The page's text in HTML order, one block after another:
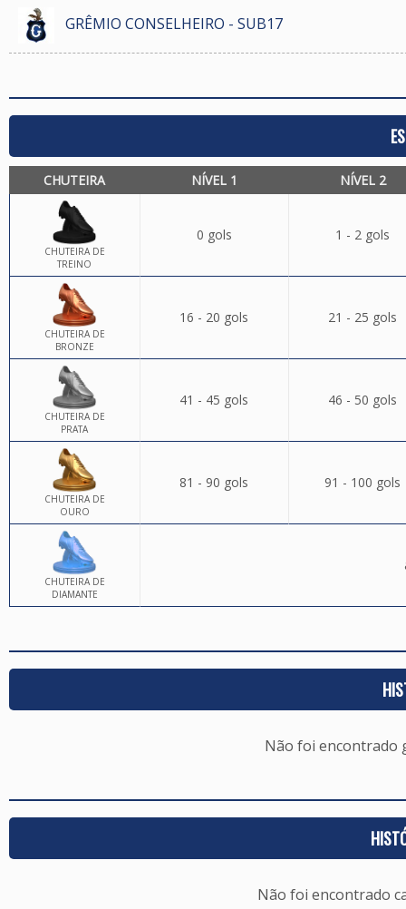
GRÊMIO CONSELHEIRO - SUB17
CHUTEIRA NÍVEL 1 NÍVEL 2
CHUTEIRA DE
TREINO
0 gols 1 - 2 gols
CHUTEIRA DE
BRONZE
16 - 20 gols 21 - 25 gols
CHUTEIRA DE
PRATA
41 - 45 gols 46 - 50 gols
CHUTEIRA DE
OURO
81 - 90 gols 91 - 100 gols
CHUTEIRA DE
DIAMANTE
Não foi encontrado
Não foi encontrado